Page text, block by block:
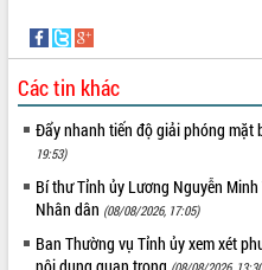
Khởi động Dự án Đầu tư xây dựng hạ
tầng kỹ thuật Cụm công nghiệp Tân
Tiến
Gặp mặt các cơ quan báo chí nhân Kỷ
niệm 101 năm Ngày Báo chí Cách
mạng Việt Nam
Đắk Lắk sơ kết 4 năm triển khai thực
hiện Đề án 06 của Chính phủ
Họp báo thông tin về Hội nghị Công bố
Các tin khác
Đẩy nhanh tiến độ giải phóng mặt
19:53)
Bí thư Tỉnh ủy Lương Nguyễn
Nhân dân (08/08/2026, 17:05)
Ban Thường vụ Tỉnh ủy xem xét